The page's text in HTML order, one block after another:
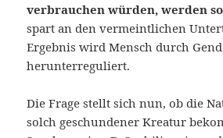
verbrauchen würden, werden
spart an den vermeintlichen
Ergebnis wird Mensch durch
herunterreguliert.
Die Frage stellt sich nun, ob die
solch geschundener Kreatur